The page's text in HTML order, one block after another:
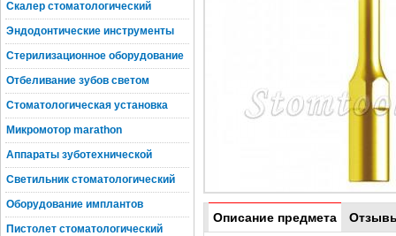
Описание предмета
Скалер стоматологический
Эндодонтические инструменты
Стерилизационное оборудование
Отбеливание зубов светом
Стоматологическая установка
Микромотор marathon
Аппараты зуботехнической
Светильник стоматологический
Оборудование имплантов
Пистолет стоматологический